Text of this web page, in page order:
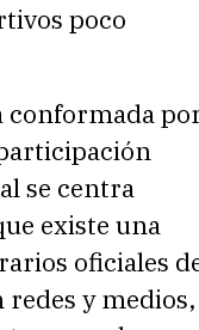
poco
conformada
se centra
existe una
oficiales
y medios,